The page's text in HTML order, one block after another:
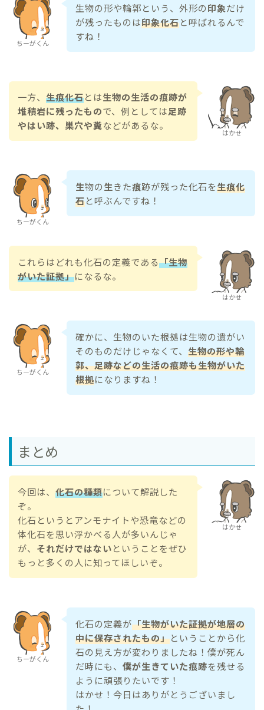
ちーがくん
生物の形や輪郭という、外形の印象だけ
が残ったものは印象化石と呼ばれるんで
すね！
はかせ
一方、 生痕化石とは生物の生活の痕跡が
堆積岩に残ったもので、例としては足跡
やはい跡、巣穴や糞などがあるな。
ちーがくん
生物の生きた痕跡が残った化石を生痕化
石と呼ぶんですね！
はかせ
これらはどれも化石の定義である「生物
がいた証拠」になるな。
ちーがくん
確かに、生物のいた根拠は生物の遺がい
そのものだけじゃなくて、 生物の形や輪
郭、足跡などの生活の痕跡も生物がいた
根拠になりますね！
まとめ
はかせ
今回は、 化石の種類について解説した
ぞ。
化石というとアンモナイトや恐竜などの
体化石を思い浮かべる人が多いんじゃ
が、 それだけではないということをぜひ
もっと多くの人に知ってほしいぞ。
ちーがくん
化石の定義が「生物がいた証拠が地層の
中に保存されたもの」ということから化
石の見え方が変わりましたね！僕が死ん
だ時にも、 僕が生きていた痕跡を残せる
ように頑張りたいです！
はかせ！今日はありがとうございまし